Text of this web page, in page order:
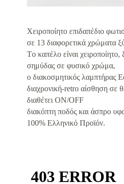
Χειροποίητο επιδαπέδιο
σε 13 διαφορετικά χρώματα
Τo καπέλο είναι
σημύδας σε φυσικό χρώμα,
ο διακοσμητικός λαμπτήρας
διαχρονική-retro αίσθηση σε
διαθέτει OΝ/OFF
διακόπτη ποδός και άσπρο
100% Ελληνικό Προϊόν.